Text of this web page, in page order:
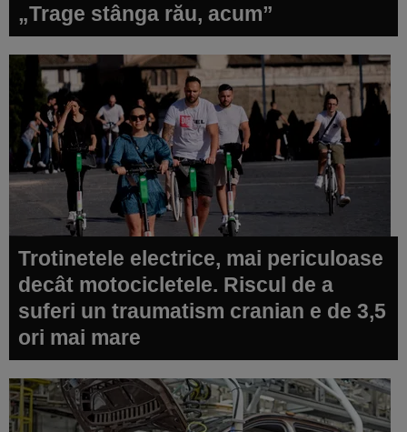
„Trage stânga rău, acum”
Trotinetele electrice, mai periculoase
decât motocicletele. Riscul de a
suferi un traumatism cranian e de 3,5
ori mai mare